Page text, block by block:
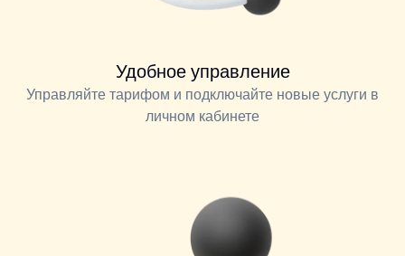
Удобное управление
Управляйте тарифом и подключайте новые услуги в
личном кабинете